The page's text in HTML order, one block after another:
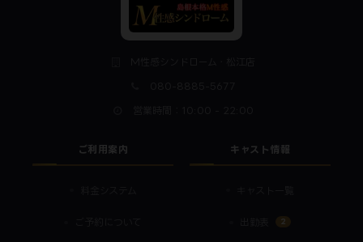
ご利用案内 キャスト情報
2